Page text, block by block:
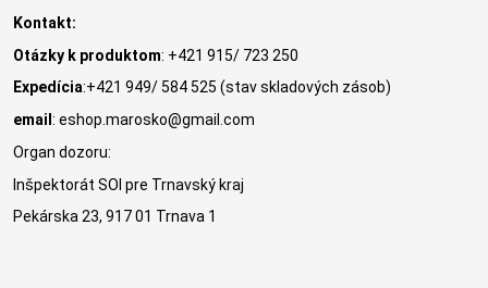
Kontakt:
Otázky k produktom: +421 915/ 723 250
Expedícia:+421 949/ 584 525 (stav skladových zásob)
email : eshop.marosko@gmail.com
Organ dozoru:
Inšpektorát SOI pre Trnavský kraj
Pekárska 23, 917 01 Trnava 1